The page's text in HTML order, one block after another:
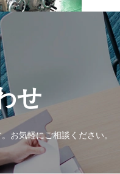
せ
お気軽にご相談ください。